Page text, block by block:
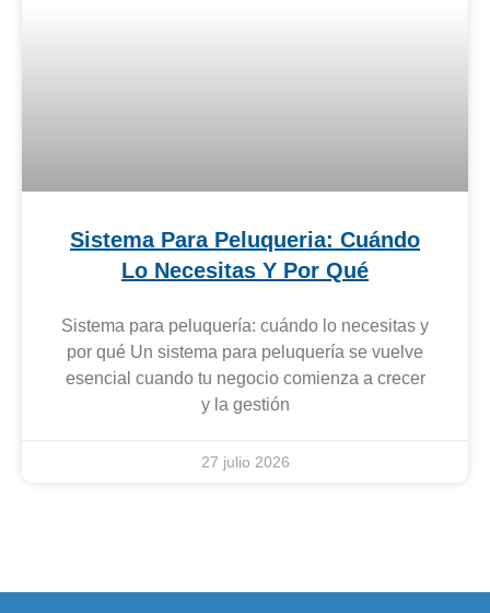
Sistema Para Peluqueria: Cuándo
Lo Necesitas Y Por Qué
Sistema para peluquería: cuándo lo necesitas y
por qué Un sistema para peluquería se vuelve
esencial cuando tu negocio comienza a crecer
y la gestión
27 julio 2026